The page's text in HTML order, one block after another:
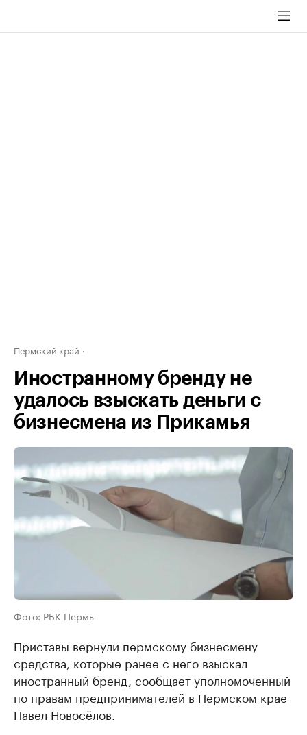
Пермский край
Иностранному бренду не
удалось взыскать деньги с
бизнесмена из Прикамья
Фото: РБК Пермь
Приставы вернули пермскому бизнесмену
средства, которые ранее с него взыскал
иностранный бренд, сообщает уполномоченный
по правам предпринимателей в Пермском крае
Павел Новосёлов.